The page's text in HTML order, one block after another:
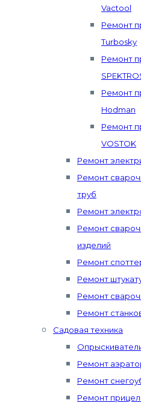
Vactool
Ремонт
Turbosky
Ремонт
Ремонт
Hodman
Ремонт
VOSTOK
Ремонт
Ремонт
труб
Ремонт
Ремонт
изделий
Ремонт
Ремонт
Ремонт
Ремонт
Садовая техника
Ремонт
Ремонт
Ремонт